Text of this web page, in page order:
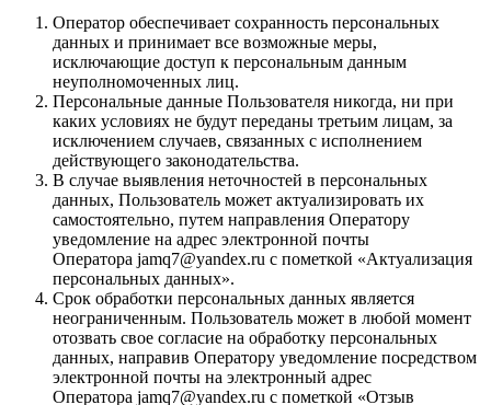
Оператор обеспечивает сохранность персональных
данных и принимает все возможные меры,
исключающие доступ к персональным данным
неуполномоченных лиц.
Персональные данные Пользователя никогда, ни при
каких условиях не будут переданы третьим лицам, за
исключением случаев, связанных с исполнением
действующего законодательства.
В случае выявления неточностей в персональных
данных, Пользователь может актуализировать их
самостоятельно, путем направления Оператору
уведомление на адрес электронной почты
Оператора jamq7@yandex.ru с пометкой «Актуализация
персональных данных».
Срок обработки персональных данных является
неограниченным. Пользователь может в любой момент
отозвать свое согласие на обработку персональных
данных, направив Оператору уведомление посредством
электронной почты на электронный адрес
Оператора jamq7@yandex.ru с пометкой «Отзыв